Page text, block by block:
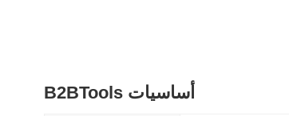
#465 B2BTools أساسيات